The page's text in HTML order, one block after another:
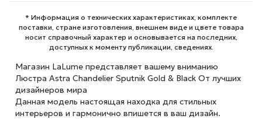
* Информация о технических характеристиках, комплекте
поставки, стране изготовления, внешнем виде и цвете товара
носит справочный характер и основывается на последних,
доступных к моменту публикации, сведениях.
Магазин LaLume представляет вашему вниманию
Люстра Astra Chandelier Sputnik Gold & Black От лучших
дизайнеров мира
Данная модель настоящая находка для стильных
интерьеров и гармонично впишется в ваш дизайн.